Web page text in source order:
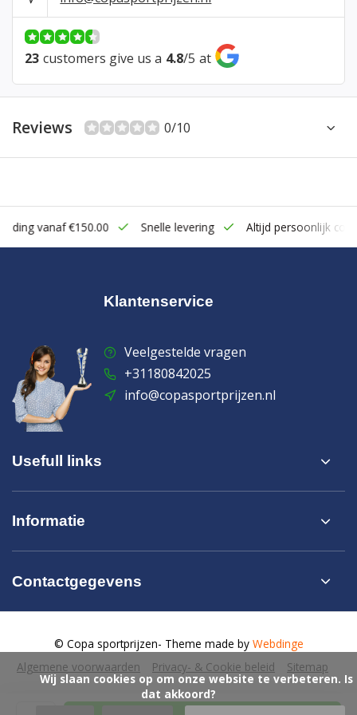
23 customers give us a 4.8/5 at
Reviews 0/10
vanaf €150.00 Snelle levering Altijd persoonlijk
Klantenservice
Veelgestelde vragen
+31180842025
info@copasportprijzen.nl
Usefull links
Informatie
Contactgegevens
Algemene voorwaarden Privacy- & Cookie beleid Sitemap
© Copa sportprijzen- Theme made by Webdinge
            Wij slaan cookies op om onze website te verbeteren. Is
dat akkoord?